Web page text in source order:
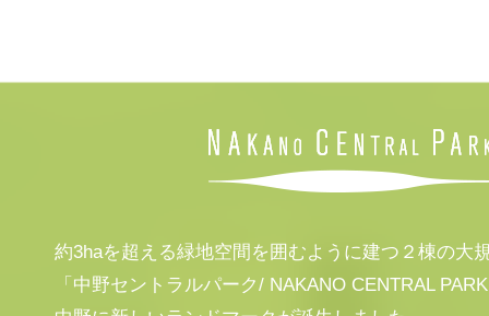
約3haを超える緑地空間を囲むように建つ２棟の大
「中野セントラルパーク/ NAKANO CENTRAL